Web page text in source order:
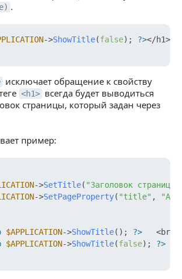
.
->ShowTitle(false); ?></h1>
исключает обращение к свойству
<h1> всегда будет выводиться
страницы, который задан через
пример:
->SetTitle( "Заголовок страницы"
->SetPageProperty( "title" ,
$APPLICATION->ShowTitle(); ?>
   <br>
$APPLICATION->ShowTitle(false); ?>